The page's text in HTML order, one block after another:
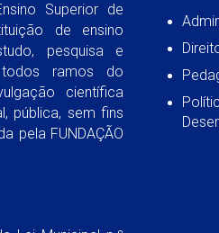
Superior de
de ensino
pesquisa e
ramos do
científica
pública, sem fins
pela FUNDAÇÃO